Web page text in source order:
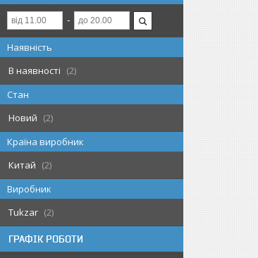
Наявність
В наявності
2
Стан
Новий
2
Країна виробник
Китай
2
Виробник
Tukzar
2
ГРАФІК РОБОТИ